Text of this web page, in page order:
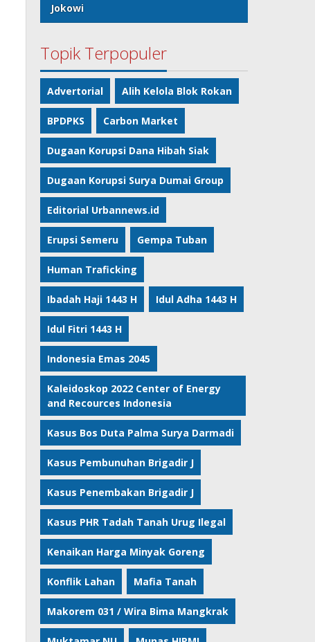
Jokowi
Topik Terpopuler
Advertorial Alih Kelola Blok Rokan
BPDPKS Carbon Market
Dugaan Korupsi Dana Hibah Siak
Dugaan Korupsi Surya Dumai Group
Editorial Urbannews.id
Erupsi Semeru Gempa Tuban
Human Traficking
Ibadah Haji 1443 H Idul Adha 1443 H
Idul Fitri 1443 H
Indonesia Emas 2045
Kaleidoskop 2022 Center of Energy
and Recources Indonesia
Kasus Bos Duta Palma Surya Darmadi
Kasus Pembunuhan Brigadir J
Kasus Penembakan Brigadir J
Kasus PHR Tadah Tanah Urug Ilegal
Kenaikan Harga Minyak Goreng
Konflik Lahan Mafia Tanah
Makorem 031 / Wira Bima Mangkrak